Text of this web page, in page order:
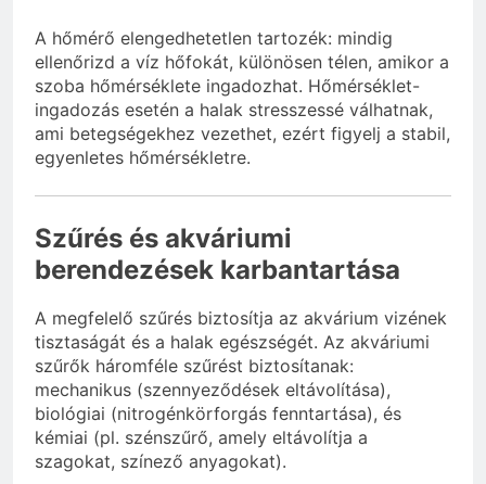
A hőmérő elengedhetetlen tartozék: mindig
ellenőrizd a víz hőfokát, különösen télen, amikor a
szoba hőmérséklete ingadozhat. Hőmérséklet-
ingadozás esetén a halak stresszessé válhatnak,
ami betegségekhez vezethet, ezért figyelj a stabil,
egyenletes hőmérsékletre.
Szűrés és akváriumi
berendezések karbantartása
A megfelelő szűrés biztosítja az akvárium vizének
tisztaságát és a halak egészségét. Az akváriumi
szűrők háromféle szűrést biztosítanak:
mechanikus (szennyeződések eltávolítása),
biológiai (nitrogénkörforgás fenntartása), és
kémiai (pl. szénszűrő, amely eltávolítja a
szagokat, színező anyagokat).